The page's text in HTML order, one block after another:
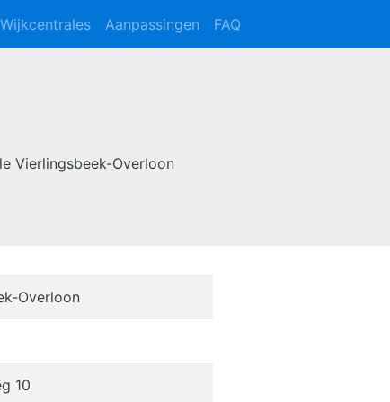
Wijkcentrales Aanpassingen FAQ
Vierlingsbeek-Overloon
Overloon
10